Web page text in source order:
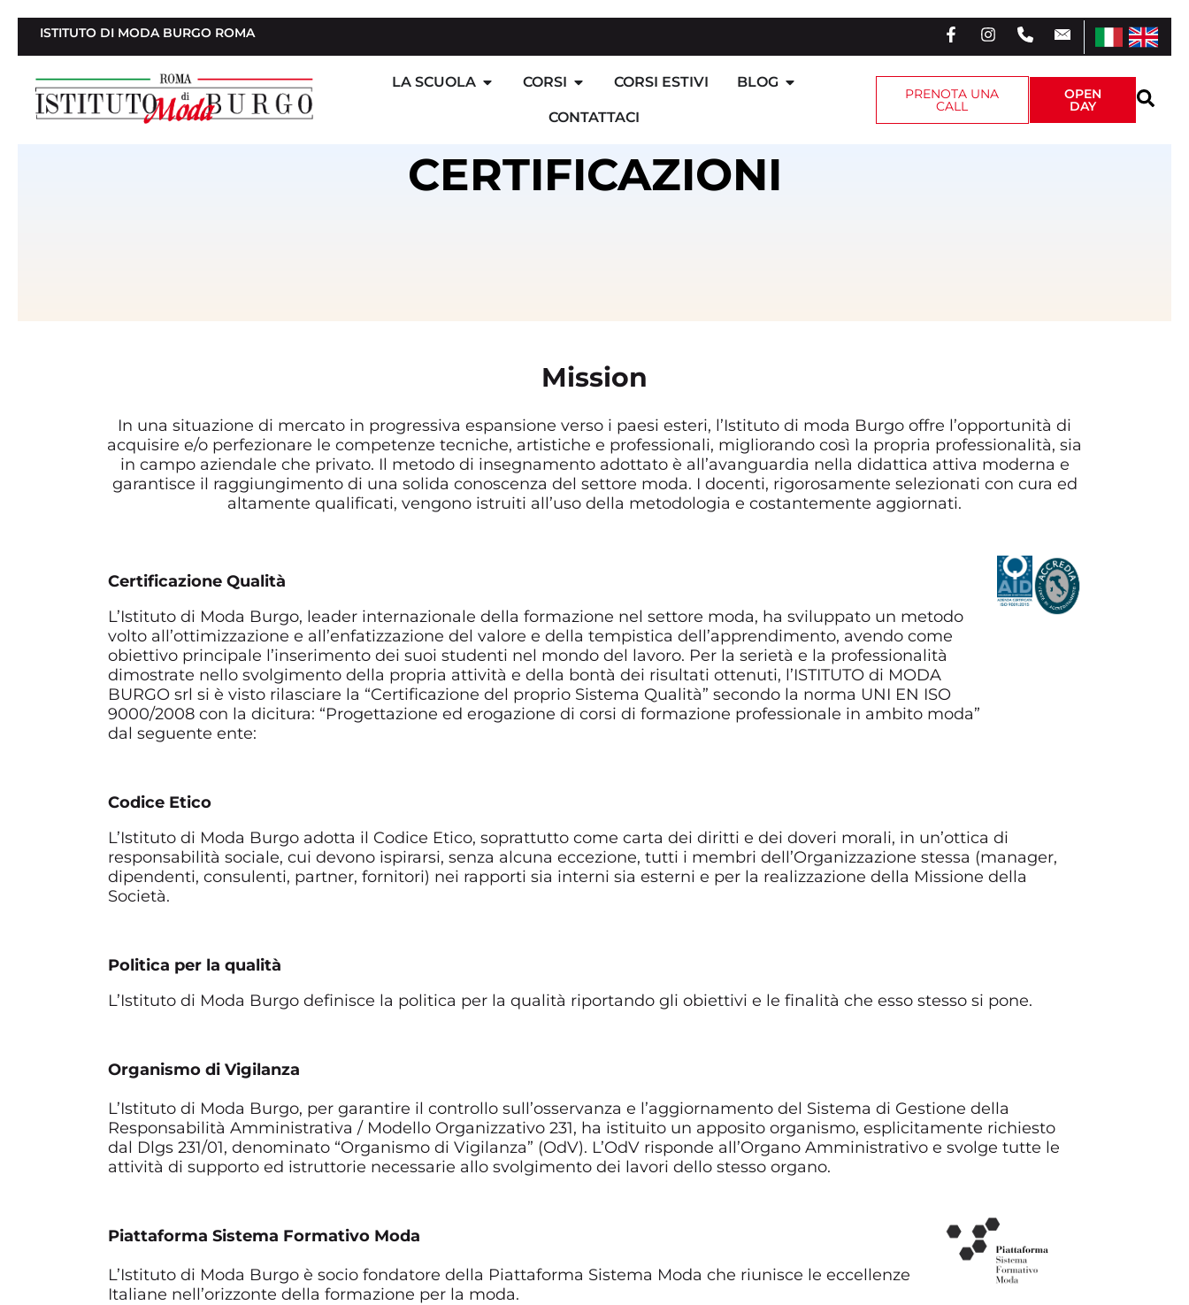
ISTITUTO DI MODA BURGO ROMA
LA SCUOLA CORSI CORSI ESTIVI BLOG
CONTATTACI
PRENOTA UNA
CALL
OPEN
DAY
CERTIFICAZIONI
Mission
In una situazione di mercato in progressiva espansione verso i paesi esteri, l’Istituto di moda Burgo offre l’opportunità di
acquisire e/o perfezionare le competenze tecniche, artistiche e professionali, migliorando così la propria professionalità, sia
in campo aziendale che privato. Il metodo di insegnamento adottato è all’avanguardia nella didattica attiva moderna e
garantisce il raggiungimento di una solida conoscenza del settore moda. I docenti, rigorosamente selezionati con cura ed
altamente qualificati, vengono istruiti all’uso della metodologia e costantemente aggiornati.
Certificazione Qualità
L’Istituto di Moda Burgo, leader internazionale della formazione nel settore moda, ha sviluppato un metodo
volto all’ottimizzazione e all’enfatizzazione del valore e della tempistica dell’apprendimento, avendo come
obiettivo principale l’inserimento dei suoi studenti nel mondo del lavoro. Per la serietà e la professionalità
dimostrate nello svolgimento della propria attività e della bontà dei risultati ottenuti, l’ISTITUTO di MODA
BURGO srl si è visto rilasciare la “Certificazione del proprio Sistema Qualità” secondo la norma UNI EN ISO
9000/2008 con la dicitura: “Progettazione ed erogazione di corsi di formazione professionale in ambito moda”
dal seguente ente:
Codice Etico
L’Istituto di Moda Burgo adotta il Codice Etico, soprattutto come carta dei diritti e dei doveri morali, in un’ottica di
responsabilità sociale, cui devono ispirarsi, senza alcuna eccezione, tutti i membri dell’Organizzazione stessa (manager,
dipendenti, consulenti, partner, fornitori) nei rapporti sia interni sia esterni e per la realizzazione della Missione della
Società.
Politica per la qualità
L’Istituto di Moda Burgo definisce la politica per la qualità riportando gli obiettivi e le finalità che esso stesso si pone.
Organismo di Vigilanza
L’Istituto di Moda Burgo, per garantire il controllo sull’osservanza e l’aggiornamento del Sistema di Gestione della
Responsabilità Amministrativa / Modello Organizzativo 231, ha istituito un apposito organismo, esplicitamente richiesto
dal Dlgs 231/01, denominato “Organismo di Vigilanza” (OdV). L’OdV risponde all’Organo Amministrativo e svolge tutte le
attività di supporto ed istruttorie necessarie allo svolgimento dei lavori dello stesso organo.
Piattaforma Sistema Formativo Moda
L’Istituto di Moda Burgo è socio fondatore della Piattaforma Sistema Moda che riunisce le eccellenze
Italiane nell’orizzonte della formazione per la moda.